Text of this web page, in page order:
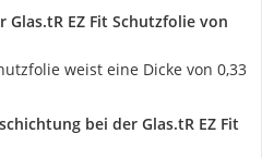
Glas.tR EZ Fit Schutzfolie von
weist eine Dicke von 0,33
bei der Glas.tR EZ Fit